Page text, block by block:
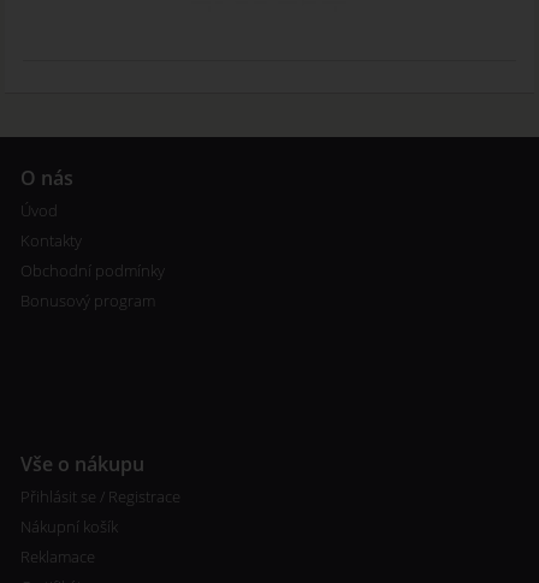
O nás
Úvod
Kontakty
Obchodní podmínky
Bonusový program
Vše o nákupu
Přihlásit se / Registrace
Nákupní košík
Reklamace